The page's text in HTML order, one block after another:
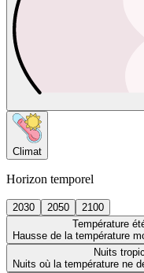
Climat
Horizon temporel
2030 2050
2100
Température
Hausse de la température
Nuits
Nuits où la température ne